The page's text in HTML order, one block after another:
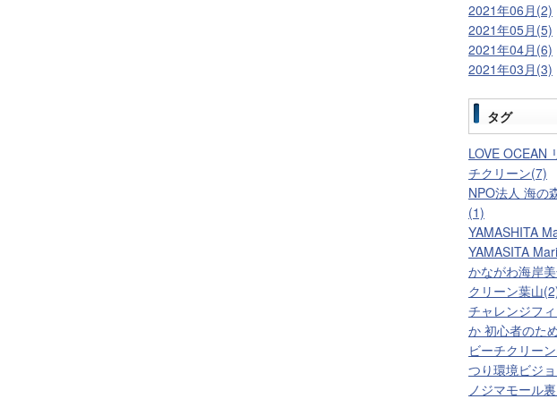
2021年06月(2)
2021年05月(5)
2021年04月(6)
2021年03月(3)
タグ
LOVE OCEAN
チクリーン(7)
NPO法人 海の
(1)
YAMASHITA
YAMASITA
かながわ海岸
クリーン葉山
チャレンジフ
か 初心者のた
ビーチクリー
つり環境ビジ
ノジマモール